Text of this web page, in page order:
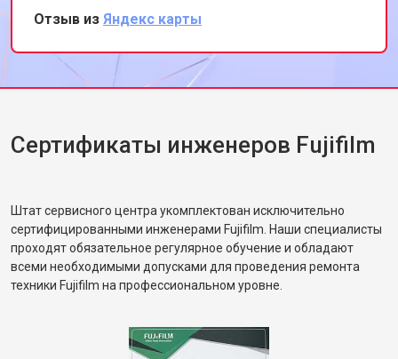
этот сервис всем, кто ценит
профессионализм и качество.
Отзыв из Яндекс карты
Сертификаты инженеров Fujifilm
Штат сервисного центра укомплектован исключительно
сертифицированными инженерами Fujifilm. Наши специалисты
проходят обязательное регулярное обучение и обладают
всеми необходимыми допусками для проведения ремонта
техники Fujifilm на профессиональном уровне.